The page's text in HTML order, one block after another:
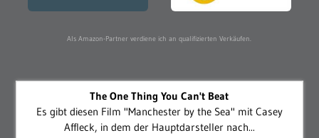
Als Amazon-Partner verdiene ich an qualifizierten Verkäufen.
The One Thing You Can't Beat
Es gibt diesen Film "Manchester by the Sea" mit Casey
Affleck, in dem der Hauptdarsteller nach...